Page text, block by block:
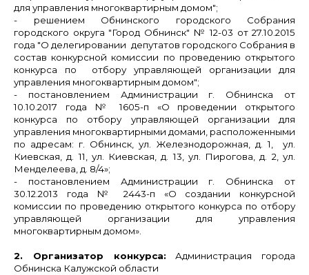
для управления многоквартирным домом";
- решением Обнинского городского Собрания
городского округа "Город Обнинск" № 12-03 от 27.10.2015
года "О делегировании депутатов городского Собрания в
состав конкурсной комиссии по проведению открытого
конкурса по отбору управляющей организации для
управления многоквартирным домом";
- постановлением Администрации г. Обнинска от
10.10.2017 года № 1605-п «О проведении открытого
конкурса по отбору управляющей организации для
управления многоквартирными домами, расположенными
по адресам: г. Обнинск, ул. Железнодорожная, д. 1, ул.
Киевская, д. 11, ул. Киевская, д. 13, ул. Пирогова, д. 2, ул.
Менделеева, д. 8/4»;
- постановлением Администрации г. Обнинска от
30.12.2013 года № 2443-п «О создании конкурсной
комиссии по проведению открытого конкурса по отбору
управляющей организации для управления
многоквартирным домом».
2. Организатор конкурса:
Администрация города
Обнинска Калужской области